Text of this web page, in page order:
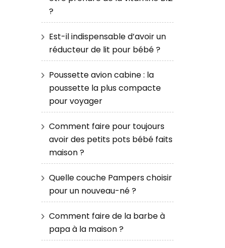
?
Est-il indispensable d’avoir un
réducteur de lit pour bébé ?
Poussette avion cabine : la
poussette la plus compacte
pour voyager
Comment faire pour toujours
avoir des petits pots bébé faits
maison ?
Quelle couche Pampers choisir
pour un nouveau-né ?
Comment faire de la barbe à
papa à la maison ?